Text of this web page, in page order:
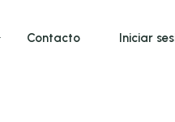
Contacto Iniciar